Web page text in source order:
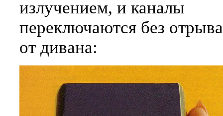
излучением, и каналы
переключаются без
от дивана: